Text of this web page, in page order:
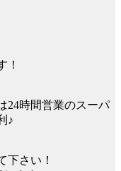
！
時間営業のスーパ
♪
下さい！